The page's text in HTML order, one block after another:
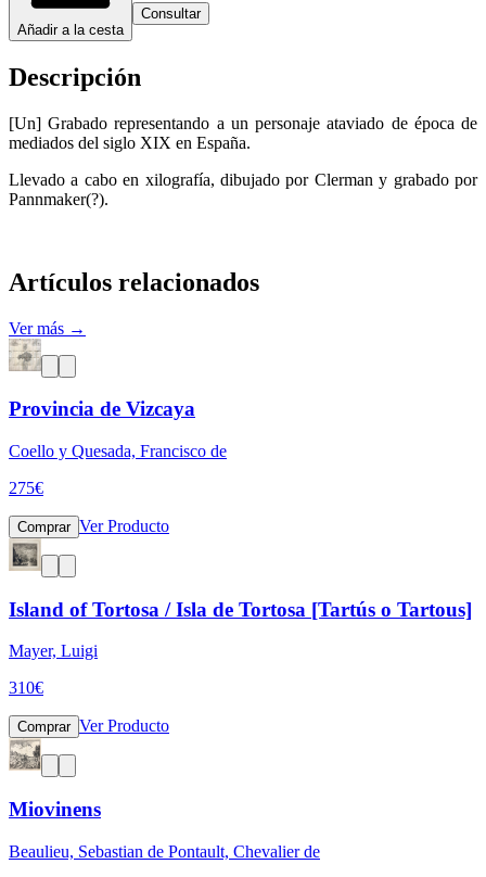
Añadir a la cesta
Consultar
Descripción
[Un] Grabado representando a un personaje ataviado de época de
mediados del siglo XIX en España.
Llevado a cabo en xilografía, dibujado por Clerman y grabado por
Pannmaker(?).
Artículos relacionados
Ver más →
Provincia de Vizcaya
Coello y Quesada, Francisco de
275€
Comprar Ver Producto
Island of Tortosa / Isla de Tortosa [Tartús o Tartous]
Mayer, Luigi
310€
Comprar Ver Producto
Miovinens
Beaulieu, Sebastian de Pontault, Chevalier de